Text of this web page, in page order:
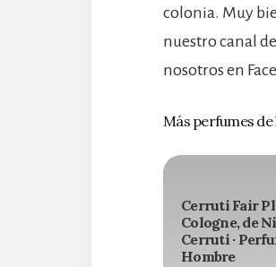
colonia. Muy
nuestro canal
nosotros en
Más perfumes
Cerruti Fair
Cologne, de
Cerruti ·
Hombre